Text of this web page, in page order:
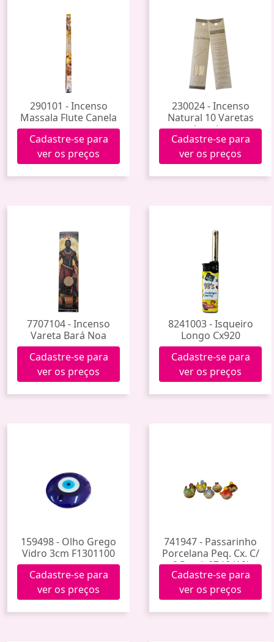
290101 - Incenso
Massala Flute Canela
Cadastre-se para
ver os preços
230024 - Incenso
Natural 10 Varetas
Jasmim
Cadastre-se para
ver os preços
7707104 - Incenso
Vareta Bará Noa
Cadastre-se para
ver os preços
8241003 - Isqueiro
Longo Cx920
Cadastre-se para
ver os preços
159498 - Olho Grego
Vidro 3cm F1301100
Cadastre-se para
ver os preços
741947 - Passarinho
Porcelana Peq. Cx. C/
6 Pçs. Jy0746 (12)
Cadastre-se para
ver os preços